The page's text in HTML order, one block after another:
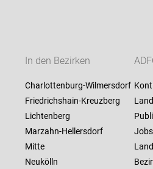
In den Bezirken
Charlottenburg-Wilmersdorf
Friedrichshain-Kreuzberg
Lichtenberg
Marzahn-Hellersdorf
Mitte
Neukölln
Jobs